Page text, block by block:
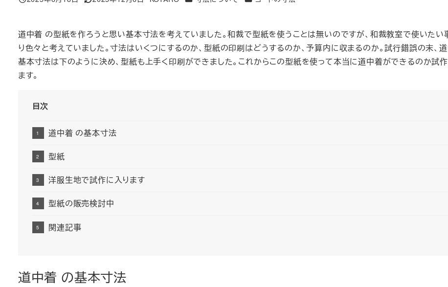
投稿日 更新日
著
道中着 の型紙を作ろうと思い基本寸法を考えていました。和裁で型紙を使うことは無いのですが、和裁教室で使いたい
り色々と考えていました。寸法はいくつにするのか、型紙の印刷はどうするのか、予算内に収まるのか。試行錯誤の末、
基本寸法は下のように決め、型紙も上手く印刷ができました。これからこの型紙を使って本当に道中着ができるのか試
ます。
目次
道中着 の基本寸法
型紙
洋服生地で試作に入ります
型紙の販売検討中
関連記事
道中着 の基本寸法